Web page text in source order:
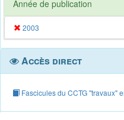
Année de publication
2003
Accès direct
Fascicules du CCTG "travaux"